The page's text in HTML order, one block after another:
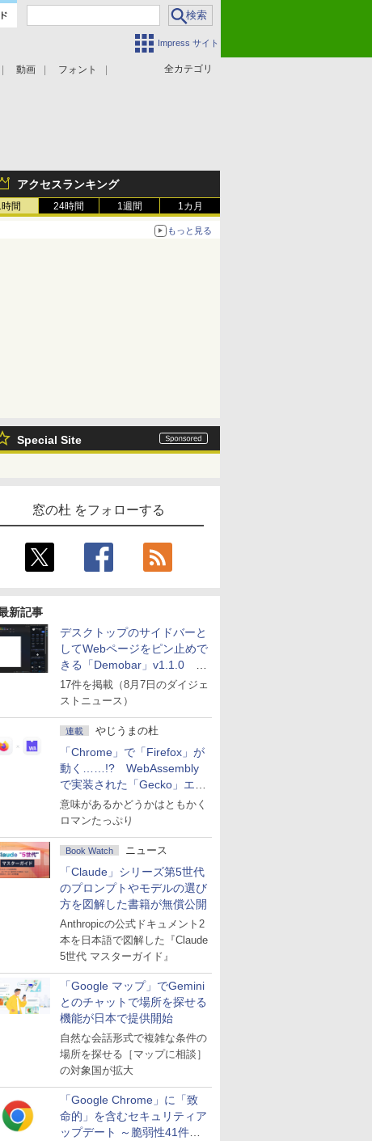
Impress サイト
全カテゴリ
動画 フォント
アクセスランキング
時間 24時間 1週間 1カ月
もっと見る
Special Site
窓の杜 をフォローする
新記事
デスクトップのサイドバーと
してWebページをピン止めで
きる「Demobar」v1.1.0 ほ
か
17件を掲載（8月7日のダイジェ
ストニュース）
連載 やじうまの杜
「Chrome」で「Firefox」が
動く……!? WebAssembly
で実装された「Gecko」エン
ジン
意味があるかどうかはともかく
ロマンたっぷり
Book Watch ニュース
「Claude」シリーズ第5世代
のプロンプトやモデルの選び
方を図解した書籍が無償公開
Anthropicの公式ドキュメント2
本を日本語で図解した『Claude
5世代 マスターガイド』
「Google マップ」でGemini
とのチャットで場所を探せる
機能が日本で提供開始
自然な会話形式で複雑な条件の
場所を探せる［マップに相談］
の対象国が拡大
「Google Chrome」に「致
命的」を含むセキュリティア
ップデート ～脆弱性41件に